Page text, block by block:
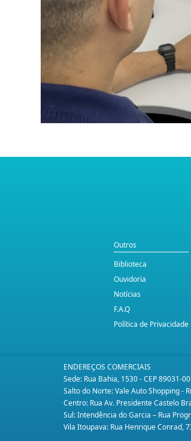
Outros
Biblioteca
Ouvidoria
Notícias
F.A.Q
Política de Privacidade
ENDEREÇOS COMERCIAIS
Sede: Rua Bahia, 1530 - CEP 89031-
Salto do Norte: Vale Auto Shopping -
Centro: Rua Av. Presidente Castelo
Sul: Intendência do Garcia – Rua
Vila Itoupava: Rua Henrique Conrad,